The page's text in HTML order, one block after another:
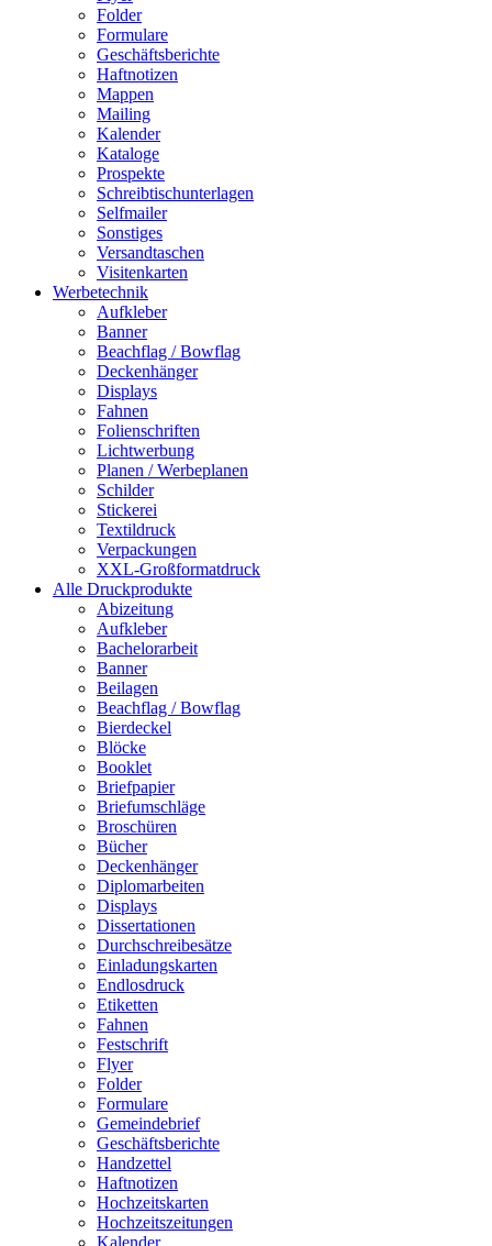
Folder
Formulare
Geschäftsberichte
Haftnotizen
Mappen
Mailing
Kalender
Kataloge
Prospekte
Schreibtischunterlagen
Selfmailer
Sonstiges
Versandtaschen
Visitenkarten
Werbetechnik
Aufkleber
Banner
Beachflag / Bowflag
Deckenhänger
Displays
Fahnen
Folienschriften
Lichtwerbung
Planen / Werbeplanen
Schilder
Stickerei
Textildruck
Verpackungen
XXL-Großformatdruck
Alle Druckprodukte
Abizeitung
Aufkleber
Bachelorarbeit
Banner
Beilagen
Beachflag / Bowflag
Bierdeckel
Blöcke
Booklet
Briefpapier
Briefumschläge
Broschüren
Bücher
Deckenhänger
Diplomarbeiten
Displays
Dissertationen
Durchschreibesätze
Einladungskarten
Endlosdruck
Etiketten
Fahnen
Festschrift
Flyer
Folder
Formulare
Gemeindebrief
Geschäftsberichte
Handzettel
Haftnotizen
Hochzeitskarten
Hochzeitszeitungen
Kalender